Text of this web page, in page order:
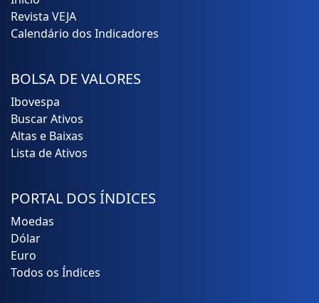
Revista VEJA
Calendário dos Indicadores
BOLSA DE VALORES
Ibovespa
Buscar Ativos
Altas e Baixas
Lista de Ativos
PORTAL DOS ÍNDICES
Moedas
Dólar
Euro
Todos os Índices